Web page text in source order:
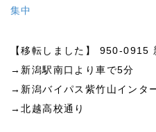
集中
【移転しました】 950-
→新潟駅南口より車で5分
→新潟バイパス紫竹山インタ
→北越高校通り